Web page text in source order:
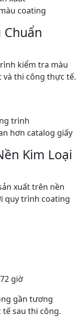
coating
Chuẩn
kiểm tra màu
thi công thực tế.
trình
hơn catalog giấy
Kim Loại
xuất trên nền
quy trình coating
giờ
gần tương
sau thi công.